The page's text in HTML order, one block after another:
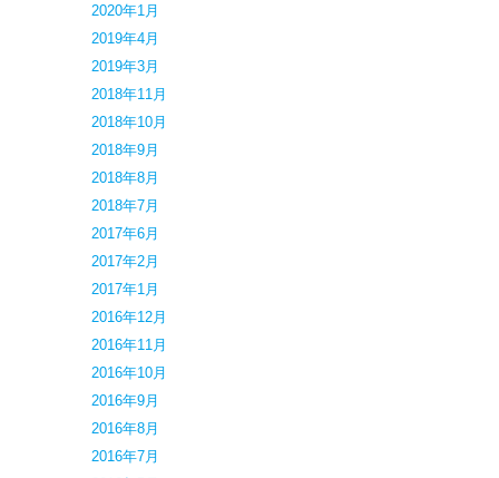
2020年1月
2019年4月
2019年3月
2018年11月
2018年10月
2018年9月
2018年8月
2018年7月
2017年6月
2017年2月
2017年1月
2016年12月
2016年11月
2016年10月
2016年9月
2016年8月
2016年7月